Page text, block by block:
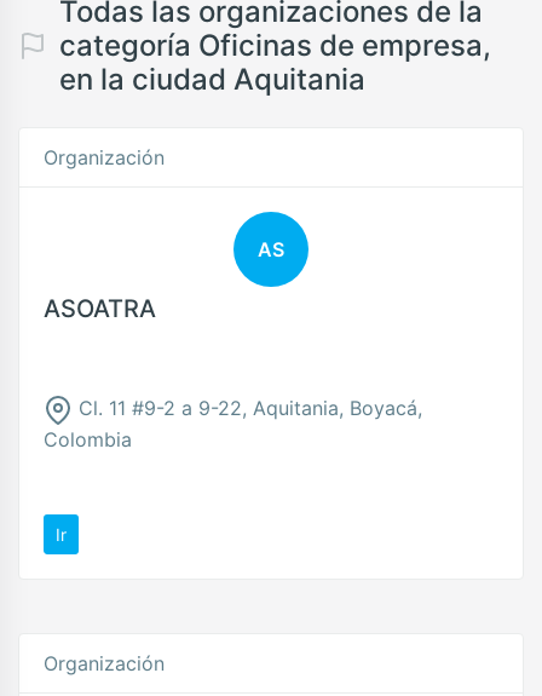
Todas las organizaciones de la
categoría Oficinas de empresa,
en la ciudad Aquitania
Organización
AS
ASOATRA
Cl. 11 #9-2 a 9-22, Aquitania, Boyacá,
Colombia
Ir
Organización